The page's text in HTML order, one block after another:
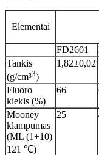
Elementai
FD2601
Tankis
(g/cm³3)
1,82±0,02
Fluoro
kiekis (%)
66
Mooney
klampumas
(ML (1+10)
121 ℃)
25